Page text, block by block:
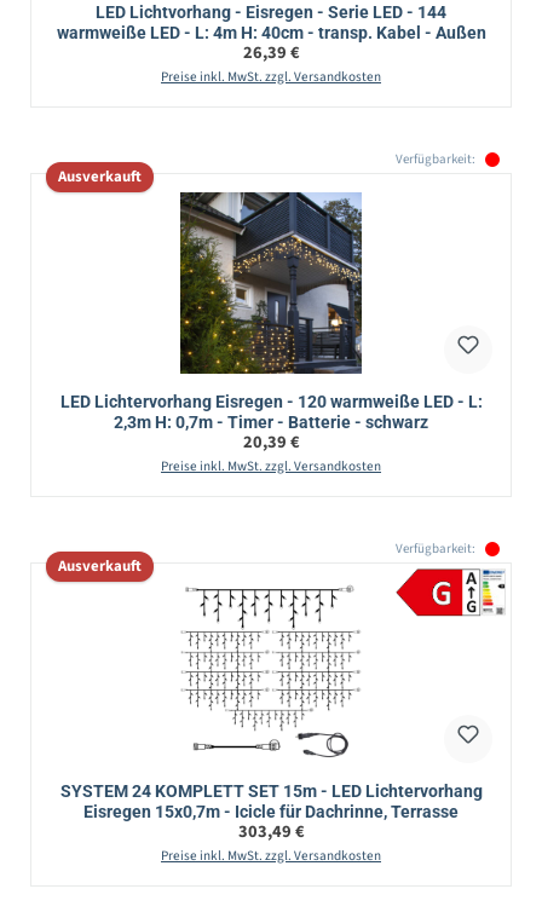
LED Lichtvorhang - Eisregen - Serie LED - 144
warmweiße LED - L: 4m H: 40cm - transp. Kabel - Außen
Regulärer Preis:
26,39 €
Preise inkl. MwSt. zzgl. Versandkosten
Verfügbarkeit:
Ausverkauft
LED Lichtervorhang Eisregen - 120 warmweiße LED - L:
2,3m H: 0,7m - Timer - Batterie - schwarz
Regulärer Preis:
20,39 €
Preise inkl. MwSt. zzgl. Versandkosten
Verfügbarkeit:
Ausverkauft
SYSTEM 24 KOMPLETT SET 15m - LED Lichtervorhang
Eisregen 15x0,7m - Icicle für Dachrinne, Terrasse
Regulärer Preis:
303,49 €
Preise inkl. MwSt. zzgl. Versandkosten